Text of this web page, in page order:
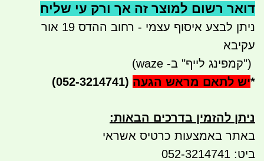
דואר רשום למוצר זה אך ורק עי שליח
ניתן לבצע איסוף עצמי - רחוב ההדס 19 אור
עקיבא
")קמפינג לייף" ב- waze)
*יש לתאם מראש הגעה (052-3214741)
ניתן להזמין בדרכים הבאות:
באתר באמצעות כרטיס אשראי
ביט: 052-3214741